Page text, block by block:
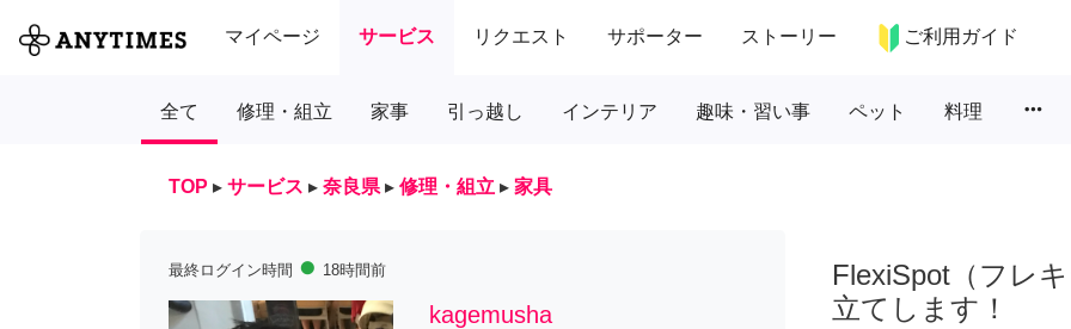
マイページ サービス リクエスト サポーター ストーリー ご利用ガイド
全て 修理・組立 家事 引っ越し インテリア 趣味・習い事 ペット 料理 more_horiz
TOP ▸ サービス ▸ 奈良県 ▸ 修理・組立 ▸ 家具
最終ログイン時間 fiber_manual_record 18時間前
kagemusha
FlexiSpot（フレ
立てします！